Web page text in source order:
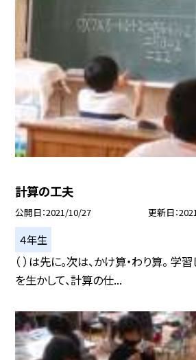
計算の工夫
公開日 2021/10/27 更新日
４年生
（ ）は先に。次は、かけ算・わり算。 学
を生かして、計算の仕...